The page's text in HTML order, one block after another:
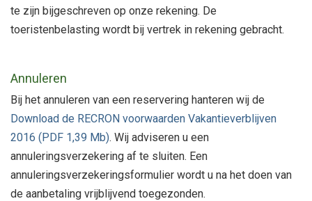
te zijn bijgeschreven op onze rekening. De
toeristenbelasting wordt bij vertrek in rekening gebracht.
Annuleren
Bij het annuleren van een reservering hanteren wij de
Download de RECRON voorwaarden Vakantieverblijven
2016 (PDF 1,39 Mb). Wij adviseren u een
annuleringsverzekering af te sluiten. Een
annuleringsverzekeringsformulier wordt u na het doen van
de aanbetaling vrijblijvend toegezonden.